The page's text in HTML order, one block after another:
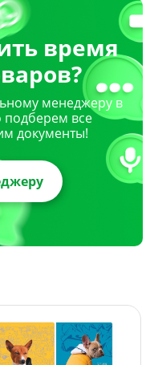
время
менеджеру в
все
документы!